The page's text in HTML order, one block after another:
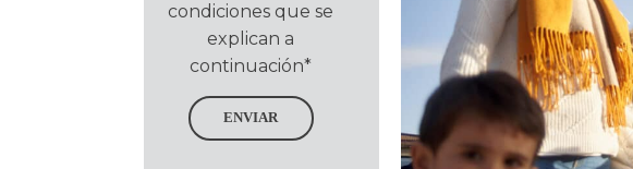
condiciones que se
explican a
continuación*
ENVIAR